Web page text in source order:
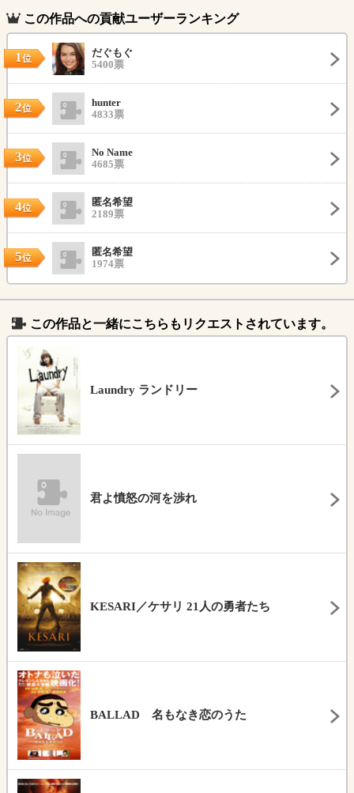
この作品への貢献ユーザーランキング
1位
だぐもぐ
5400票
2位
hunter
4833票
3位
No Name
4685票
4位
匿名希望
2189票
5位
匿名希望
1974票
この作品と一緒にこちらもリクエストされています。
Laundry ランドリー
君よ憤怒の河を渉れ
KESARI／ケサリ 21人の勇者たち
BALLAD 名もなき恋のうた